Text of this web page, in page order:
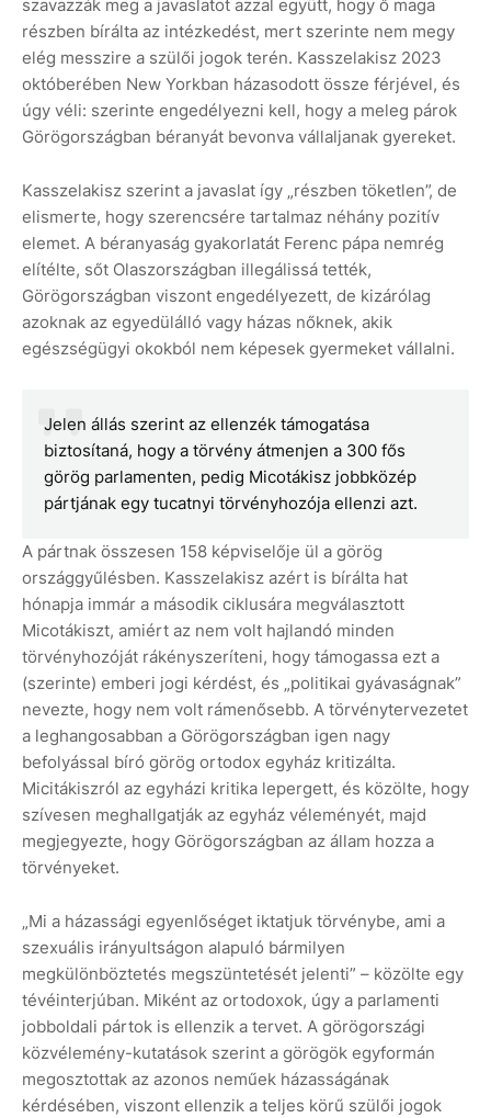
szavazzák meg a javaslatot azzal együtt, hogy ő maga
részben bírálta az intézkedést, mert szerinte nem megy
elég messzire a szülői jogok terén. Kasszelakisz 2023
októberében New Yorkban házasodott össze férjével, és
úgy véli: szerinte engedélyezni kell, hogy a meleg párok
Görögországban béranyát bevonva vállaljanak gyereket.
Kasszelakisz szerint a javaslat így „részben töketlen”, de
elismerte, hogy szerencsére tartalmaz néhány pozitív
elemet. A béranyaság gyakorlatát Ferenc pápa nemrég
elítélte, sőt Olaszországban illegálissá tették,
Görögországban viszont engedélyezett, de kizárólag
azoknak az egyedülálló vagy házas nőknek, akik
egészségügyi okokból nem képesek gyermeket vállalni.
Jelen állás szerint az ellenzék támogatása
biztosítaná, hogy a törvény átmenjen a 300 fős
görög parlamenten, pedig Micotákisz jobbközép
pártjának egy tucatnyi törvényhozója ellenzi azt.
A pártnak összesen 158 képviselője ül a görög
országgyűlésben. Kasszelakisz azért is bírálta hat
hónapja immár a második ciklusára megválasztott
Micotákiszt, amiért az nem volt hajlandó minden
törvényhozóját rákényszeríteni, hogy támogassa ezt a
(szerinte) emberi jogi kérdést, és „politikai gyávaságnak”
nevezte, hogy nem volt rámenősebb. A törvénytervezetet
a leghangosabban a Görögországban igen nagy
befolyással bíró görög ortodox egyház kritizálta.
Micitákiszról az egyházi kritika lepergett, és közölte, hogy
szívesen meghallgatják az egyház véleményét, majd
megjegyezte, hogy Görögországban az állam hozza a
törvényeket.
„Mi a házassági egyenlőséget iktatjuk törvénybe, ami a
szexuális irányultságon alapuló bármilyen
megkülönböztetés megszüntetését jelenti” – közölte egy
tévéinterjúban. Miként az ortodoxok, úgy a parlamenti
jobboldali pártok is ellenzik a tervet. A görögországi
közvélemény-kutatások szerint a görögök egyformán
megosztottak az azonos neműek házasságának
kérdésében, viszont ellenzik a teljes körű szülői jogok